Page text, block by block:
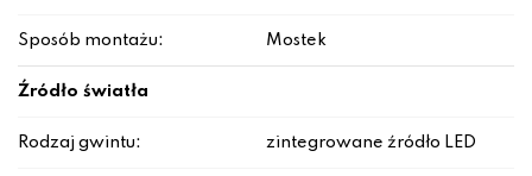
Sposób montażu: Mostek
Źródło światła
Rodzaj gwintu: zintegrowane źródło LED